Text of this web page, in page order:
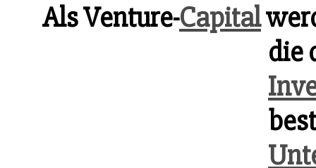
Als Venture-Capital
die